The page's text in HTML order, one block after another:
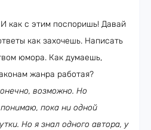
И как с этим поспоришь! Давай
как захочешь. Написать
юмора. Как думаешь,
жанра работая?
возможно. Но
пока ни одной
Но я знал одного автора, у